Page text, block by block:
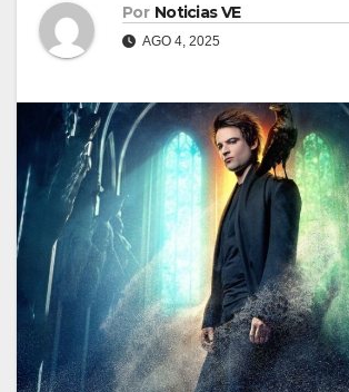
Por Noticias VE
AGO 4, 2025